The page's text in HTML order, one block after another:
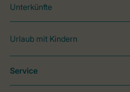
Unterkünfte
Urlaub mit Kindern
Service